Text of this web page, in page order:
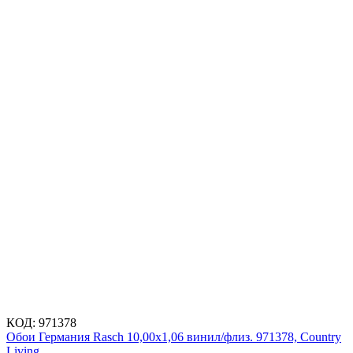
КОД: 971378
Обои Германия Rasch 10,00x1,06 винил/флиз. 971378, Country